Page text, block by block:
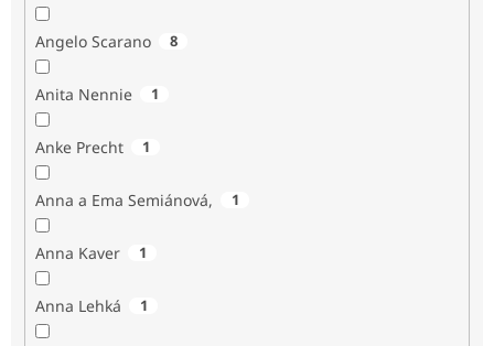
Angelo Scarano 8
Anita Nennie 1
Anke Precht 1
Anna a Ema Semiánová, 1
Anna Kaver 1
Anna Lehká 1